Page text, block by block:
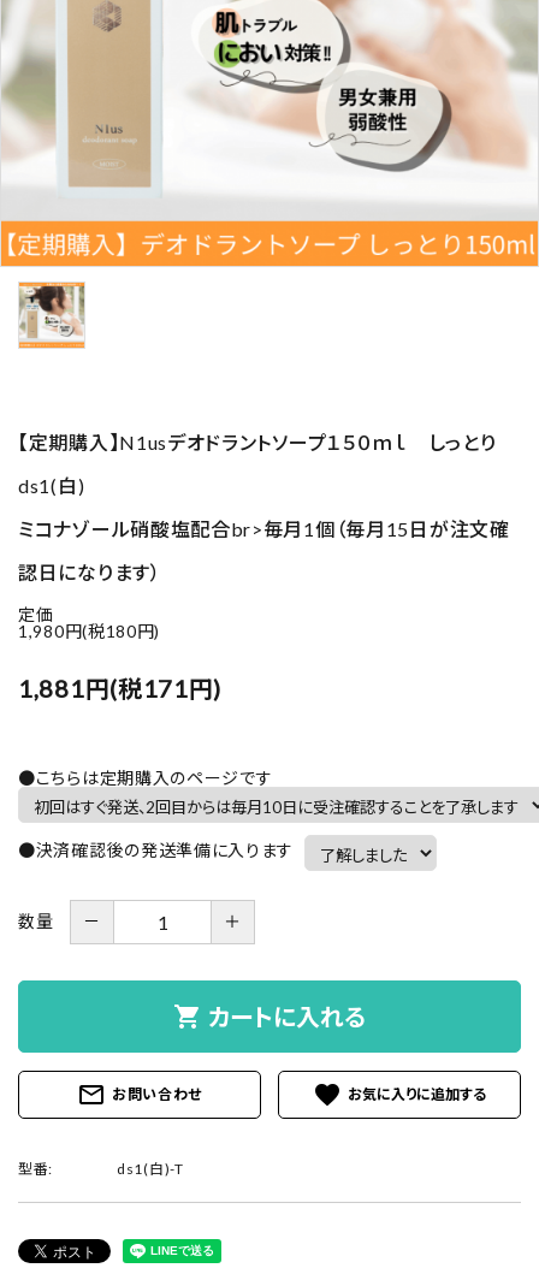
【定期購入】N1usデオドラントソープ１５０ｍｌ しっとり
ds1(白)
ミコナゾール硝酸塩配合br>毎月1個（毎月15日が注文確
認日になります）
定価
1,980円(税180円)
1,881円(税171円)
●こちらは定期購入のページです
●決済確認後の発送準備に入ります
数量 － ＋
shopping_cart カートに入れる
mail_outline お問い合わせ favorite
型番: ds1(白)-T